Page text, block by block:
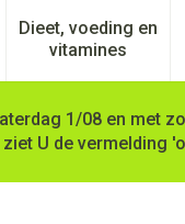
voor
Dieet, voeding en
vitamines
Toon
1/08 en met
U de vermelding